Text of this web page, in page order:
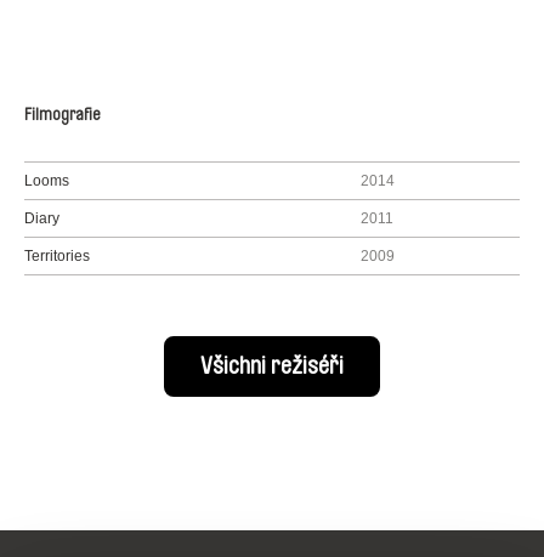
Filmografie
Looms 2014
Diary 2011
Territories 2009
Všichni režiséři